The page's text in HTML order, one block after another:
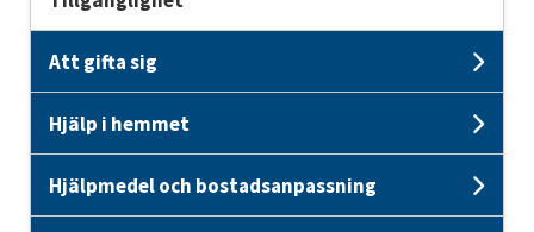
Att gifta sig
Hjälp i hemmet
Hjälpmedel och bostadsanpassning